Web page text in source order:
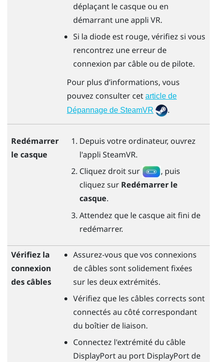
déplaçant le casque ou en
démarrant une appli VR.
Si la diode est rouge, vérifiez si vous
rencontrez une erreur de
connexion par câble ou de pilote.
Pour plus d’informations, vous
pouvez consulter cet article de
Dépannage de SteamVR
.
Redémarrer
le casque
Depuis votre ordinateur, ouvrez
l'appli SteamVR.
Cliquez droit sur
, puis
cliquez sur Redémarrer le
casque.
Attendez que le casque ait fini de
redémarrer.
Vérifiez la
connexion
des câbles
Assurez-vous que vos connexions
de câbles sont solidement fixées
sur les deux extrémités.
Vérifiez que les câbles corrects sont
connectés au côté correspondant
du boîtier de liaison.
Connectez l'extrémité du câble
DisplayPortau port DisplayPortde